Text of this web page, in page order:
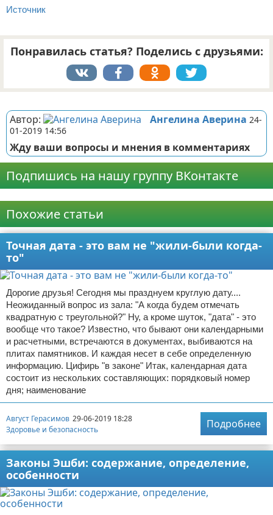
Источник
Понравилась статья? Поделись с друзьями:
Автор: Ангелина Аверина 24-
01-2019 14:56
Жду ваши вопросы и мнения в комментариях
Подпишись на нашу группу ВКонтакте
Похожие статьи
Точная дата - это вам не "жили-были когда-
то"
Дорогие друзья! Сегодня мы празднуем круглую дату....
Неожиданный вопрос из зала: "А когда будем отмечать
квадратную с треугольной?" Ну, а кроме шуток, "дата" - это
вообще что такое? Известно, что бывают они календарными
и расчетными, встречаются в документах, выбиваются на
плитах памятников. И каждая несет в себе определенную
информацию. Цифирь "в законе" Итак, календарная дата
состоит из нескольких составляющих: порядковый номер
дня; наименование
Август Герасимов 29-06-2019 18:28
Здоровье и безопасность
Подробнее
Законы Эшби: содержание, определение,
особенности